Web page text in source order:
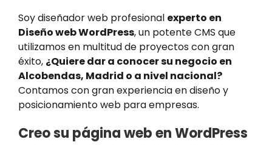
Soy diseñador web profesional experto en
Diseño web WordPress, un potente CMS que
utilizamos en multitud de proyectos con gran
éxito, ¿Quiere dar a conocer su negocio en
Alcobendas, Madrid o a nivel nacional?
Contamos con gran experiencia en diseño y
posicionamiento web para empresas.
Creo su página web en WordPress